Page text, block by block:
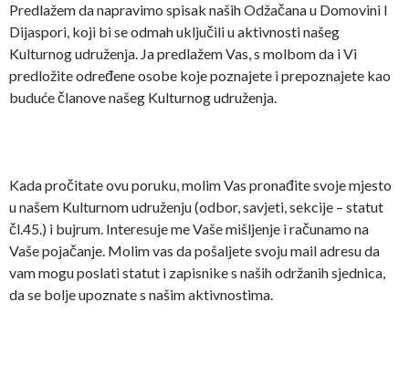
Predlažem da napravimo spisak naših Odžačana u Domovini I
Dijaspori, koji bi se odmah uključili u aktivnosti našeg
Kulturnog udruženja. Ja predlažem Vas, s molbom da i Vi
predložite određene osobe koje poznajete i prepoznajete kao
buduće članove našeg Kulturnog udruženja.
Kada pročitate ovu poruku, molim Vas pronađite svoje mjesto
u našem Kulturnom udruženju (odbor, savjeti, sekcije – statut
čl.45.) i bujrum. Interesuje me Vaše mišljenje i računamo na
Vaše pojačanje. Molim vas da pošaljete svoju mail adresu da
vam mogu poslati statut i zapisnike s naših održanih sjednica,
da se bolje upoznate s našim aktivnostima.